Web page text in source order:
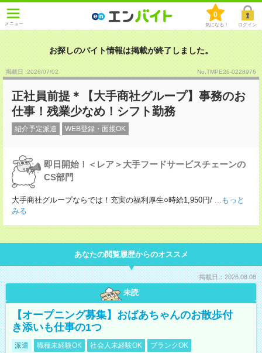
メニュー
0
気になる！ ログイン
お探しのバイト情報は掲載が終了しました。
掲載日 :2026/07/02 No.TMPE26-0228976
正社員前提＊【大手商社グループ】事務のお
仕事！残業少なめ！シフト勤務
紹介予定派遣 WEB登録・面接OK
即日開始！＜レア＞大手フードサービスチェーンの
CS部門
大手商社グループならでは！充実の福利厚生○時給1,950円/ ...もっと
みる
あなたの閲覧履歴からのオススメ
掲載日：2026.08.08
未読
【オープニング募集】おばあちゃんのお散歩付
き添いも仕事の1つ
派遣 職種未経験OK 社会人未経験OK
ブランクOK